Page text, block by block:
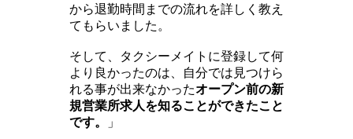
から退勤時間までの流れを詳しく教え
てもらいました。
そして、タクシーメイトに登録して何
より良かったのは、自分では見つけら
れる事が出来なかったオープン前の新
規営業所求人を知ることができたこと
です。
」